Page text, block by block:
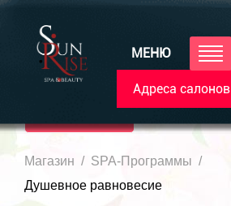
МЕНЮ
Адреса салонов
Магазин
SPA-Программы
Душевное равновесие